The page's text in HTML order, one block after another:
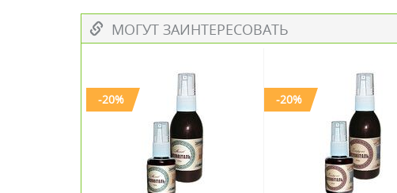
МОГУТ ЗАИНТЕРЕСОВАТЬ
-20% -20%